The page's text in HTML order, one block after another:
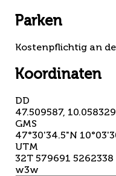
Parken
Kostenpflichtig an
Koordinaten
DD
47.509587, 10.058329
GMS
47°30'34.5"N
UTM
32T 579691 5262338
w3w